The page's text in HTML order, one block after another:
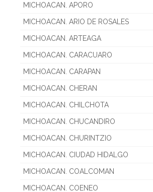
MICHOACAN. APORO
MICHOACAN. ARIO DE ROSALES
MICHOACAN. ARTEAGA
MICHOACAN. CARACUARO
MICHOACAN. CARAPAN
MICHOACAN. CHERAN
MICHOACAN. CHILCHOTA
MICHOACAN. CHUCANDIRO
MICHOACAN. CHURINTZIO
MICHOACAN. CIUDAD HIDALGO
MICHOACAN. COALCOMAN
MICHOACAN. COENEO